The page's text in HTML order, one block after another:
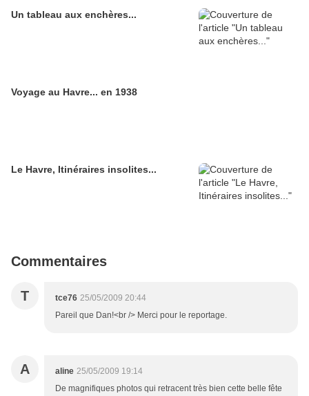
Un tableau aux enchères...
Voyage au Havre... en 1938
Le Havre, Itinéraires insolites...
Commentaires
T tce76 25/05/2009 20:44
Pareil que Dan!<br /> Merci pour le reportage.
A aline 25/05/2009 19:14
De magnifiques photos qui retracent très bien cette belle fête